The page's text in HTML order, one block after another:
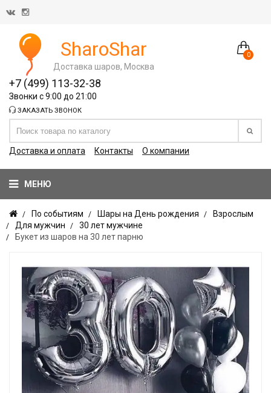
0
SharoShar
Доставка шаров, Москва
+7 (499) 113-32-38
Звонки с 9:00 до 21:00
ЗАКАЗАТЬ ЗВОНОК
Доставка и оплата Контакты О компании
МЕНЮ
По событиям Шары на День рождения
Взрослым
Для мужчин
30 лет мужчине
Букет из шаров на 30 лет парню